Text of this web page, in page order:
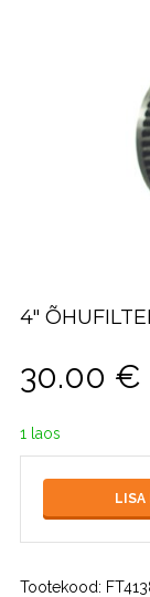
4″
30.00 €
1 laos
LISA
Tootekood: